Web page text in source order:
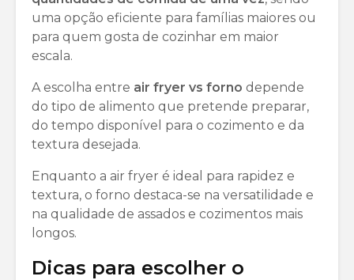
uma opção eficiente para famílias maiores ou
para quem gosta de cozinhar em maior
escala.
A escolha entre air fryer vs forno depende
do tipo de alimento que pretende preparar,
do tempo disponível para o cozimento e da
textura desejada.
Enquanto a air fryer é ideal para rapidez e
textura, o forno destaca-se na versatilidade e
na qualidade de assados e cozimentos mais
longos.
Dicas para escolher o